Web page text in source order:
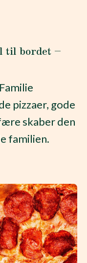
til bordet –
pizzaer, gode
skaber den
familien.